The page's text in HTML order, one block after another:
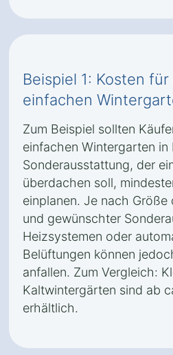
Beispiel 1: Kosten für
einfachen
Zum Beispiel sollten
einfachen Wintergarten
Sonderausstattung, der
überdachen soll,
einplanen. Je nach
und gewünschter
Heizsystemen oder
Belüftungen können
anfallen. Zum Vergleich:
Kaltwintergärten sind ab
erhältlich.